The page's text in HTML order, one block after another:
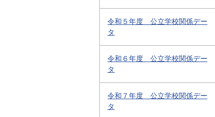
令和５年度 公立学校関係デー
タ
令和６年度 公立学校関係デー
タ
令和７年度 公立学校関係デー
タ